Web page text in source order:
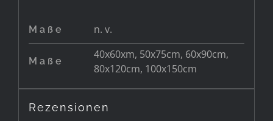
Maße n. v.
Maße
40x60xm, 50x75cm, 60x90cm,
80x120cm, 100x150cm
Rezensionen